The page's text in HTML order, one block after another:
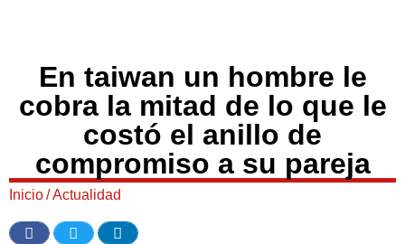
En taiwan un hombre le
cobra la mitad de lo que le
costó el anillo de
compromiso a su pareja
Inicio/Actualidad